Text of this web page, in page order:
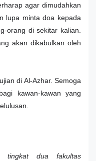
agar dimudahkan
lupa minta doa kepada
orang di sekitar kalian.
akan dikabulkan oleh
di Al-Azhar. Semoga
kawan-kawan yang
tingkat dua fakultas